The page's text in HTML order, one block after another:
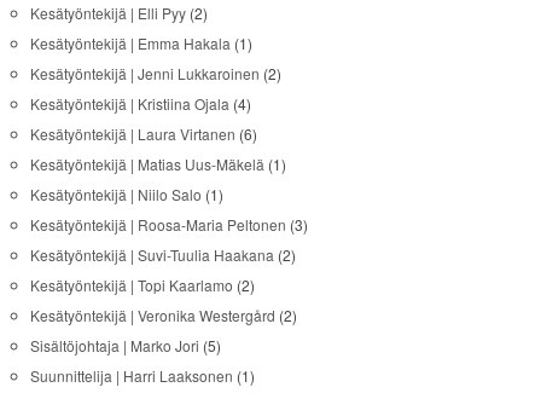
Kesätyöntekijä | Elli Pyy(2)
Kesätyöntekijä | Emma Hakala (1)
Kesätyöntekijä | Jenni Lukkaroinen (2)
Kesätyöntekijä | Kristiina Ojala (4)
Kesätyöntekijä | Laura Virtanen (6)
Kesätyöntekijä | Matias Uus-Mäkelä (1)
Kesätyöntekijä | Niilo Salo (1)
Kesätyöntekijä | Roosa-Maria Peltonen (3)
Kesätyöntekijä | Suvi-Tuulia Haakana (2)
Kesätyöntekijä | Topi Kaarlamo (2)
Kesätyöntekijä | Veronika Westergård (2)
Sisältöjohtaja | Marko Jori (5)
Suunnittelija | Harri Laaksonen (1)